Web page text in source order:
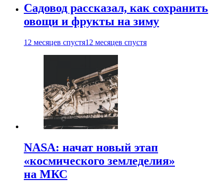
Садовод рассказал, как сохранить
овощи и фрукты на зиму
12 месяцев спустя12 месяцев спустя
NASA: начат новый этап
«космического земледелия»
на МКС